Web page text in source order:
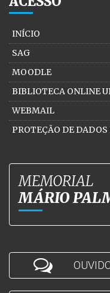
INÍCIO
SAG
MOODLE
BIBLIOTECA ONLINE
WEBMAIL
PROTEÇÃO DE DADOS
MEMORIAL
MÁRIO